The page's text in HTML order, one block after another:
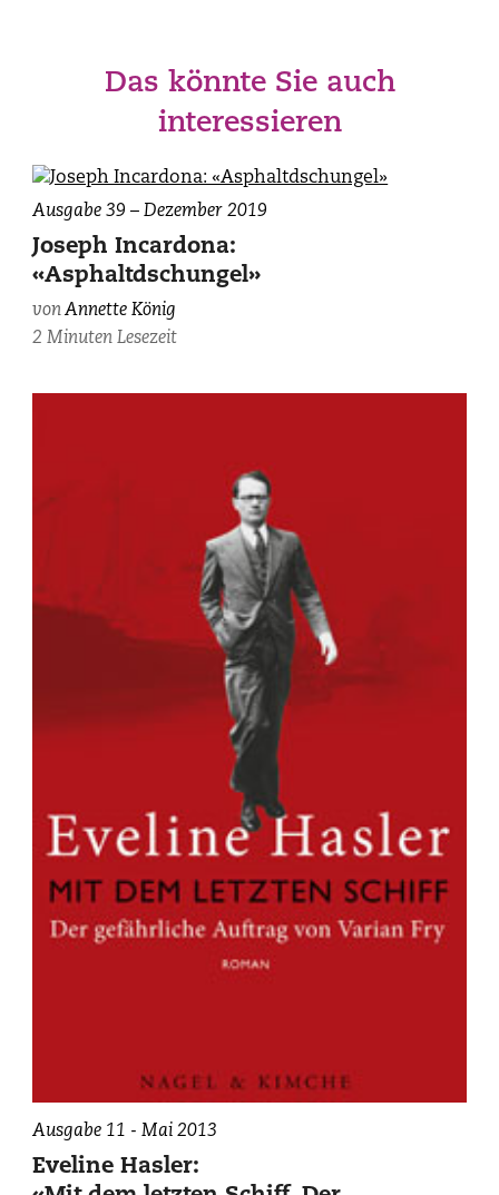
Das könnte Sie auch
interessieren
Ausgabe 39 – Dezember 2019
Joseph Incardona:
«Asphaltdschungel»
vonAnnette König
2 Minuten Lesezeit
Ausgabe 11 - Mai 2013
Eveline Hasler: